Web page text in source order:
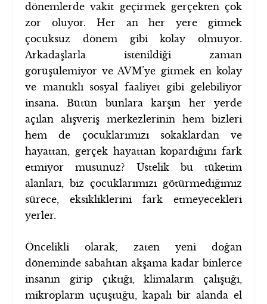
dönemlerde vakit geçirmek gerçekten çok
zor oluyor. Her an her yere gitmek
çocuksuz dönem gibi kolay olmuyor.
Arkadaşlarla istenildiği zaman
görüşülemiyor ve AVM’ye gitmek en kolay
ve mantıklı sosyal faaliyet gibi gelebiliyor
insana. Bütün bunlara karşın her yerde
açılan alışveriş merkezlerinin hem bizleri
hem de çocuklarımızı sokaklardan ve
hayattan, gerçek hayattan kopardığını fark
etmiyor musunuz? Üstelik bu tüketim
alanları, biz çocuklarımızı götürmediğimiz
sürece, eksikliklerini fark etmeyecekleri
yerler.
Öncelikli olarak, zaten yeni doğan
döneminde sabahtan akşama kadar binlerce
insanın girip çıktığı, klimaların çalıştığı,
mikropların uçuştuğu, kapalı bir alanda el